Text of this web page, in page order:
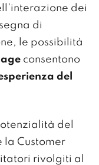
dei
di
le possibilità
consentono
del
del
la Customer
rivolgiti al